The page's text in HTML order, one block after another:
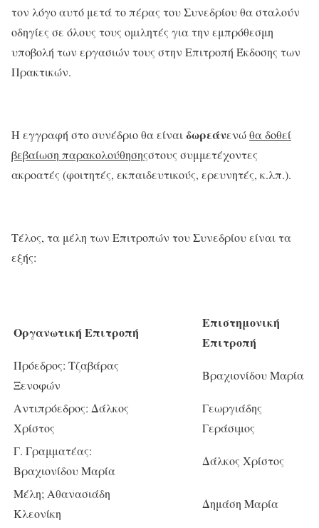
τον λόγο αυτό μετά το πέρας του Συνεδρίου θα σταλούν
οδηγίες σε όλους τους ομιλητές για την εμπρόθεσμη
υποβολή των εργασιών τους στην Επιτροπή Έκδοσης των
Πρακτικών.
Η εγγραφή στο συνέδριο θα είναιδωρεάνενώθα δοθεί
βεβαίωση παρακολούθησηςστους συμμετέχοντες
ακροατές (φοιτητές, εκπαιδευτικούς, ερευνητές, κ.λπ.).
Τέλος, τα μέλη των Επιτροπών του Συνεδρίου είναι τα
εξής:
Οργανωτική Επιτροπή
Επιστημονική
Επιτροπή
Πρόεδρος: Τζαβάρας
Ξενοφών
Βραχιονίδου Μαρία
Αντιπρόεδρος: Δάλκος
Χρίστος
Γεωργιάδης
Γεράσιμος
Γ. Γραμματέας:
Βραχιονίδου Μαρία
Δάλκος Χρίστος
Μέλη; Αθανασιάδη
Κλεονίκη
Δημάση Μαρία